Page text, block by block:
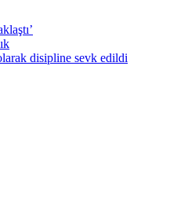
disipline sevk edildi